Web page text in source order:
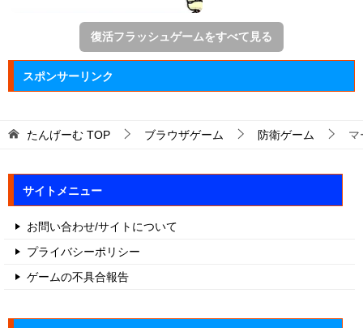
復活フラッシュゲームをすべて見る
スポンサーリンク
たんげーむ TOP ブラウザゲーム 防衛ゲーム マ
サイトメニュー
お問い合わせ/サイトについて
プライバシーポリシー
ゲームの不具合報告